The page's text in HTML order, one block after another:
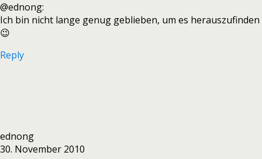
@ednong:
Ich bin nicht lange genug geblieben, um es herauszufinden
😉
Reply
ednong
30. November 2010